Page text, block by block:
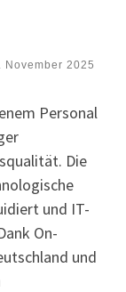
November 2025
Personal
Die
und IT-
On-
und